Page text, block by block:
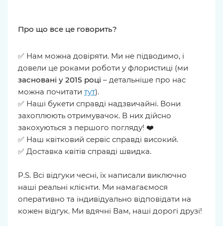
Про що все це говорить?
✅ Нам можна довіряти. Ми не підводимо, і
довели це роками роботи у флористиці (ми
засновані у 2015 році – детальніше про нас
можна почитати тут).
✅ Наші букети справді надзвичайні. Вони
захоплюють отримувачок. В них дійсно
закохуються з першого погляду! ❤️
✅ Наш квітковий сервіс справді високий.
✅ Доставка квітів справді швидка.
P.S. Всі відгуки чесні, їх написали виключно
наші реальні клієнти. Ми намагаємося
оперативно та індивідуально відповідати на
кожен відгук. Ми вдячні Вам, наші дорогі друзі!